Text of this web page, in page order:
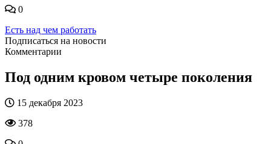
0
Есть над чем работать
Подписаться на новости
Комментарии
Под одним кровом четыре поколения
15 декабря 2023
378